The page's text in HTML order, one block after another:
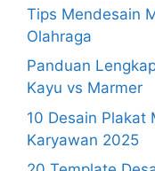
Tips Mendesain
Olahraga
Panduan
Kayu vs Marmer
10 Desain Plakat
Karyawan 2025